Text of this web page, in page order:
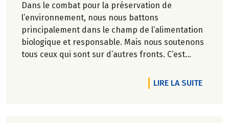
Dans le combat pour la préservation de
l’environnement, nous nous battons
principalement dans le champ de l’alimentation
biologique et responsable. Mais nous soutenons
tous ceux qui sont sur d’autres fronts. C’est
nouvelle fois son soutien à la série
documentaireImmersion : une aventure
LIRE LA SUITEDE